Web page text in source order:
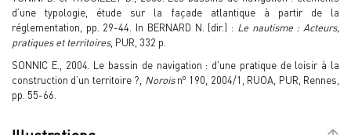
d’une typologie, étude sur la façade atlantique à partir de la
réglementation, pp. 29-44. In BERNARD N. (dir.) : Le nautisme : Acteurs,
pratiques et territoires, PUR, 332 p.
SONNIC E., 2004. Le bassin de navigation : d’une pratique de loisir à la
construction d’un territoire ?, Noroisno 190, 2004/1, RUOA, PUR, Rennes,
pp. 55-66.